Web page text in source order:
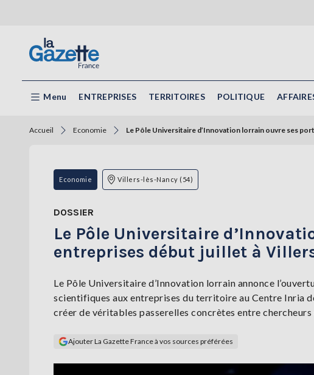
Menu ENTREPRISES TERRITOIRES POLITIQUE
Accueil Economie Le Pôle Universitaire d’Innovation lorrain ouvre ses
Economie Villers-lès-Nancy (54)
DOSSIER
Le Pôle Universitaire
entreprises début juillet à
Le Pôle Universitaire d’Innovation lorrain annonce
scientifiques aux entreprises du territoire au Centre Inria
créer de véritables passerelles concrètes entre
Ajouter La Gazette France à vos sources préférées